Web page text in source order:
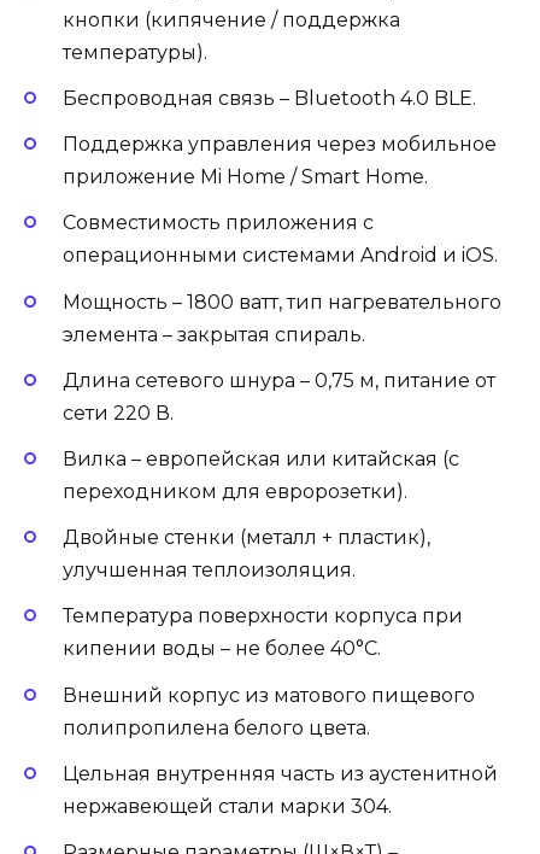
кнопки (кипячение / поддержка
температуры).
Беспроводная связь – Bluetooth 4.0 BLE.
Поддержка управления через мобильное
приложение Mi Home / Smart Home.
Совместимость приложения с
операционными системами Android и iOS.
Мощность – 1800 ватт, тип нагревательного
элемента – закрытая спираль.
Длина сетевого шнура – 0,75 м, питание от
сети 220 В.
Вилка – европейская или китайская (с
переходником для евророзетки).
Двойные стенки (металл + пластик),
улучшенная теплоизоляция.
Температура поверхности корпуса при
кипении воды – не более 40°C.
Внешний корпус из матового пищевого
полипропилена белого цвета.
Цельная внутренняя часть из аустенитной
нержавеющей стали марки 304.